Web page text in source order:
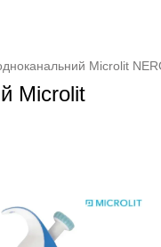
Microlit
Microlit